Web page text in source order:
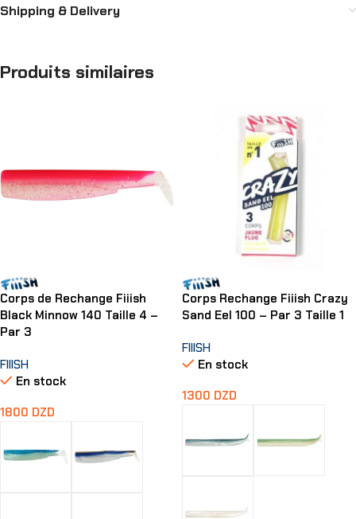
Shipping & Delivery
Produits similaires
Corps de Rechange Fiiish
Black Minnow 140 Taille 4 –
Par 3
FIIISH
En stock
1800 DZD
Corps Rechange Fiiish Crazy
Sand Eel 100 – Par 3 Taille 1
FIIISH
En stock
1300 DZD